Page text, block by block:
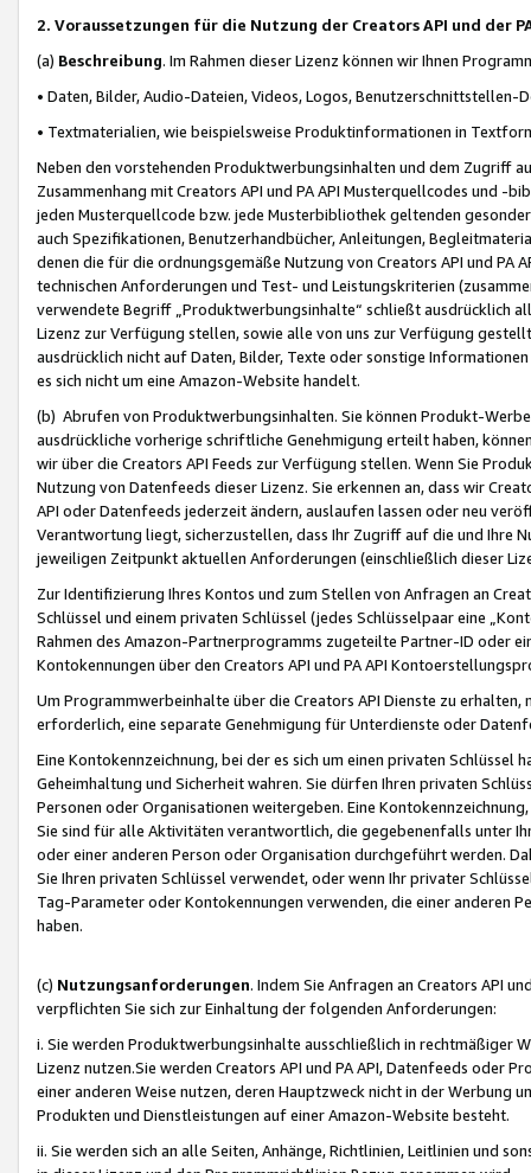
2. Voraussetzungen für die Nutzung der Creators API und der
(a) Beschreibung. Im Rahmen dieser Lizenz können wir Ihnen
• Daten, Bilder, Audio-Dateien, Videos, Logos, Benutzerschnittstellen-
• Textmaterialien, wie beispielsweise Produktinformationen in
Neben den vorstehenden Produktwerbungsinhalten und dem Zugriff
Zusammenhang mit Creators API und PA API Musterquellcodes und
jeden Musterquellcode bzw. jede Musterbibliothek geltenden
auch Spezifikationen, Benutzerhandbücher, Anleitungen,
denen die für die ordnungsgemäße Nutzung von Creators API und PA
technischen Anforderungen und Test- und Leistungskriterien
verwendete Begriff „Produktwerbungsinhalte“ schließt ausdrücklich
Lizenz zur Verfügung stellen, sowie alle von uns zur Verfügung
ausdrücklich nicht auf Daten, Bilder, Texte oder sonstige
es sich nicht um eine Amazon-Website handelt.
(b) Abrufen von Produktwerbungsinhalten. Sie können Produkt-
ausdrückliche vorherige schriftliche Genehmigung erteilt haben,
wir über die Creators API Feeds zur Verfügung stellen. Wenn Sie
Nutzung von Datenfeeds dieser Lizenz. Sie erkennen an, dass wir
API oder Datenfeeds jederzeit ändern, auslaufen lassen oder neu
Verantwortung liegt, sicherzustellen, dass Ihr Zugriff auf die und Ihre
jeweiligen Zeitpunkt aktuellen Anforderungen (einschließlich dieser
Zur Identifizierung Ihres Kontos und zum Stellen von Anfragen an
Schlüssel und einem privaten Schlüssel (jedes Schlüsselpaar eine
Rahmen des Amazon-Partnerprogramms zugeteilte Partner-ID oder
Kontokennungen über den Creators API und PA API
Um Programmwerbeinhalte über die Creators API Dienste zu
erforderlich, eine separate Genehmigung für Unterdienste oder
Eine Kontokennzeichnung, bei der es sich um einen privaten
Geheimhaltung und Sicherheit wahren. Sie dürfen Ihren privaten
Personen oder Organisationen weitergeben. Eine
Sie sind für alle Aktivitäten verantwortlich, die gegebenenfalls unter
oder einer anderen Person oder Organisation durchgeführt werden.
Sie Ihren privaten Schlüssel verwendet, oder wenn Ihr privater
Tag-Parameter oder Kontokennungen verwenden, die einer anderen
haben.
(c) Nutzungsanforderungen. Indem Sie Anfragen an Creators API
verpflichten Sie sich zur Einhaltung der folgenden Anforderungen:
i. Sie werden Produktwerbungsinhalte ausschließlich in rechtmäßiger
Lizenz nutzen.Sie werden Creators API und PA API, Datenfeeds oder
einer anderen Weise nutzen, deren Hauptzweck nicht in der Werbung
Produkten und Dienstleistungen auf einer Amazon-Website besteht.
ii. Sie werden sich an alle Seiten, Anhänge, Richtlinien, Leitlinien und